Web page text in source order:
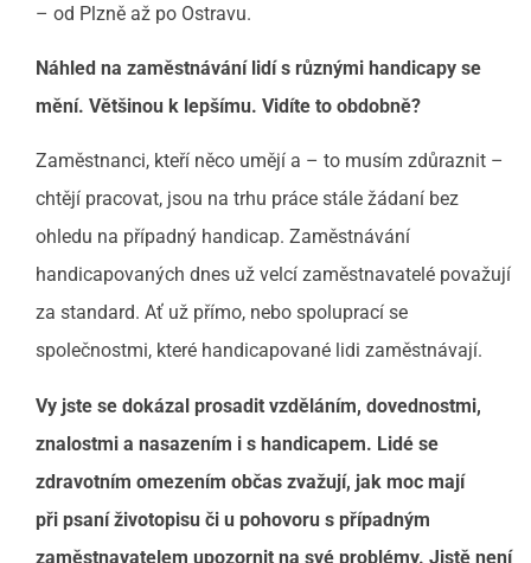
– od Plzně až po Ostravu.
Náhled na zaměstnávání lidí s různými handicapy se
mění. Většinou k lepšímu. Vidíte to obdobně?
Zaměstnanci, kteří něco umějí a – to musím zdůraznit –
chtějí pracovat, jsou na trhu práce stále žádaní bez
ohledu na případný handicap. Zaměstnávání
handicapovaných dnes už velcí zaměstnavatelé považují
za standard. Ať už přímo, nebo spoluprací se
společnostmi, které handicapované lidi zaměstnávají.
Vy jste se dokázal prosadit vzděláním, dovednostmi,
znalostmi a nasazením i s handicapem. Lidé se
zdravotním omezením občas zvažují, jak moc mají
při psaní životopisu či u pohovoru s případným
zaměstnavatelem upozornit na své problémy. Jistě není